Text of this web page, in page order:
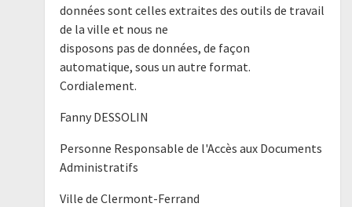
données sont celles extraites des outils de travail
de la ville et nous ne
disposons pas de données, de façon
automatique, sous un autre format.
Cordialement.
Fanny DESSOLIN
Personne Responsable de l'Accès aux Documents
Administratifs
Ville de Clermont-Ferrand